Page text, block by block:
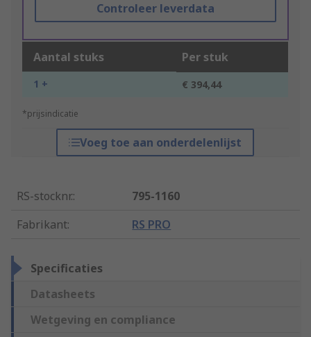
Controleer leverdata
Aantal stuks Per stuk
1 + € 394,44
*prijsindicatie
Voeg toe aan onderdelenlijst
RS-stocknr.:
795-1160
Fabrikant: RS PRO
Specificaties
Datasheets
Wetgeving en compliance